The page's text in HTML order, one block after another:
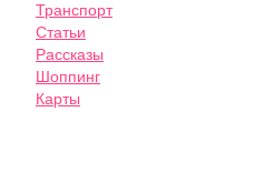
Транспорт
Статьи
Рассказы
Шоппинг
Карты